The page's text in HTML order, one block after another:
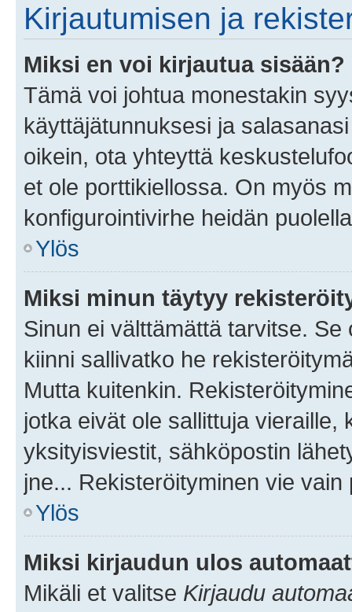
Kirjautumisen ja
Miksi en voi kirjautua sisään?
Tämä voi johtua monestakin
käyttäjätunnuksesi ja
oikein, ota yhteyttä
et ole porttikiellossa. On myös
konfigurointivirhe heidän
Ylös
Miksi minun täytyy
Sinun ei välttämättä tarvitse.
kiinni sallivatko he
Mutta kuitenkin.
jotka eivät ole sallittuja vieraille,
yksityisviestit, sähköpostin
jne... Rekisteröityminen vie
Ylös
Miksi kirjaudun ulos
Mikäli et valitse Kirjaudu